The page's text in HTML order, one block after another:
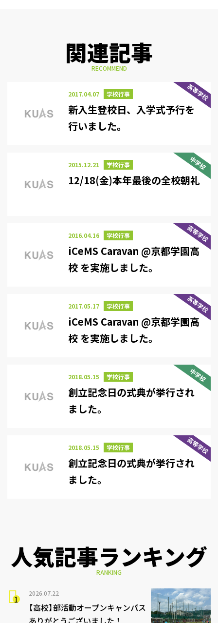
関連記事
RECOMMEND
高等学校
2017.04.07 学校行事
新入生登校日、入学式予行を
行いました。
中学校
2015.12.21 学校行事
12/18(金)本年最後の全校朝礼
高等学校
2016.04.16 学校行事
iCeMS Caravan @京都学園高
校 を実施しました。
高等学校
2017.05.17 学校行事
iCeMS Caravan @京都学園高
校 を実施しました。
中学校
2018.05.15 学校行事
創立記念日の式典が挙行され
ました。
高等学校
2018.05.15 学校行事
創立記念日の式典が挙行され
ました。
人気記事ランキング
RANKING
2026.07.22
【高校】部活動オープンキャンパス
ありがとうございました！